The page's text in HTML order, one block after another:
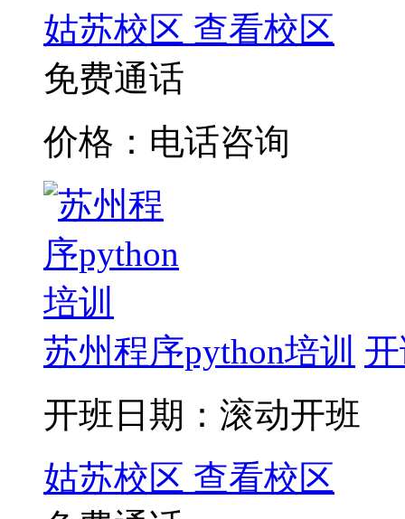
姑苏校区 查看校区
免费通话
价格：电话咨询
苏州程序python培训
开班日期：滚动开班
姑苏校区 查看校区